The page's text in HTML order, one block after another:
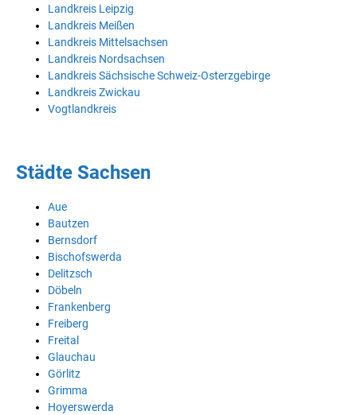
Landkreis Leipzig
Landkreis Meißen
Landkreis Mittelsachsen
Landkreis Nordsachsen
Landkreis Sächsische Schweiz-Osterzgebirge
Landkreis Zwickau
Vogtlandkreis
Städte Sachsen
Aue
Bautzen
Bernsdorf
Bischofswerda
Delitzsch
Döbeln
Frankenberg
Freiberg
Freital
Glauchau
Görlitz
Grimma
Hoyerswerda